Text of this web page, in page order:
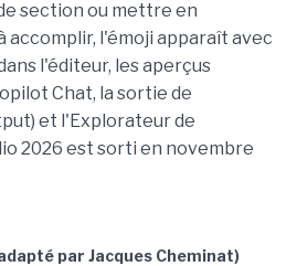
section ou mettre en
accomplir, l'émoji apparaît avec
l'éditeur, les aperçus
Chat, la sortie de
et l'Explorateur de
2026 est sorti en novembre
par Jacques Cheminat)